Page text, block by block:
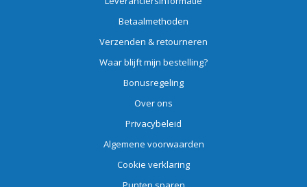
Betaalmethoden
Verzenden & retourneren
Waar blijft mijn bestelling?
Bonusregeling
Over ons
Privacybeleid
Algemene voorwaarden
Cookie verklaring